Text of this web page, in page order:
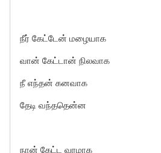
நீர் கேட்டேன் மழையாக
வான் கேட்டான் நிலவாக
நீ எந்தன் கனவாக
தேடி வந்ததென்ன
நான் கேட்ட வரமாக